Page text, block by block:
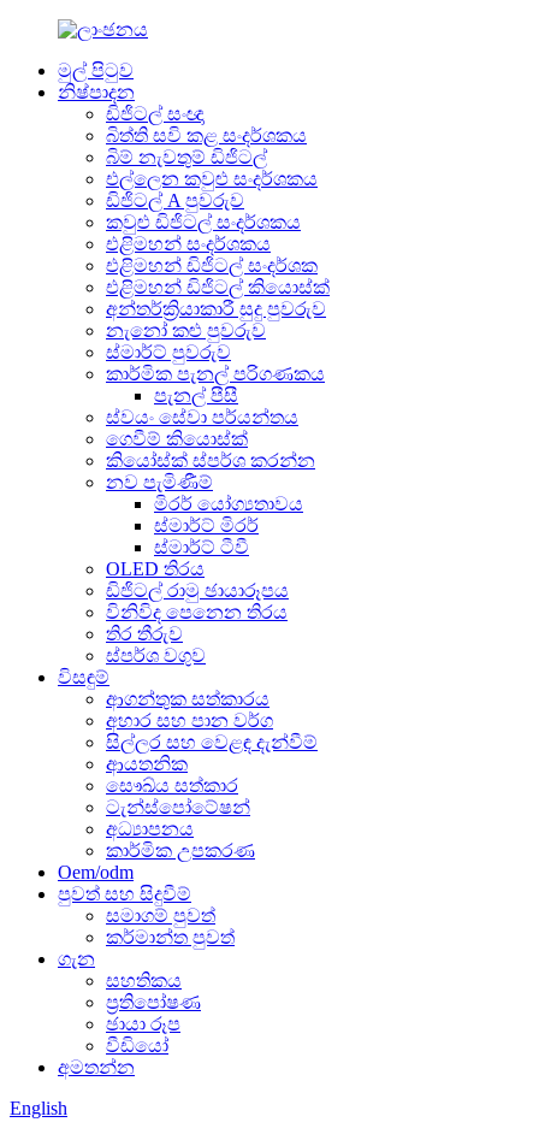
මුල් පිටුව
නිෂ්පාදන
ඩිජිටල් සංඥා
බිත්ති සවි කළ සංදර්ශකය
බිම් නැවතුම් ඩිජිටල්
එල්ලෙන කවුළු සංදර්ශකය
ඩිජිටල් A පුවරුව
කවුළු ඩිජිටල් සංදර්ශකය
එළිමහන් සංදර්ශකය
එළිමහන් ඩිජිටල් සංදර්ශක
එළිමහන් ඩිජිටල් කියොස්ක්
අන්තර්ක්‍රියාකාරී සුදු පුවරුව
නැනෝ කළු පුවරුව
ස්මාර්ට් පුවරුව
කාර්මික පැනල් පරිගණකය
පැනල් පීසී
ස්වයං සේවා පර්යන්තය
ගෙවීම් කියොස්ක්
කියෝස්ක් ස්පර්ශ කරන්න
නව පැමිණීම්
මිරර් යෝග්‍යතාවය
ස්මාර්ට් මිරර්
ස්මාර්ට් ටීවී
OLED තිරය
ඩිජිටල් රාමු ඡායාරූපය
විනිවිද පෙනෙන තිරය
තිර තීරුව
ස්පර්ශ වගුව
විසඳුම්
ආගන්තුක සත්කාරය
අහාර සහ පාන වර්ග
සිල්ලර සහ වෙළඳ දැන්වීම්
ආයතනික
සෞඛ්ය සත්කාර
ටැන්ස්පෝටේෂන්
අධ්‍යාපනය
කාර්මික උපකරණ
Oem/odm
පුවත් සහ සිදුවීම්
සමාගම් පුවත්
කර්මාන්ත පුවත්
ගැන
සහතිකය
ප්‍රතිපෝෂණ
ඡායා රූප
වීඩියෝ
අමතන්න
English